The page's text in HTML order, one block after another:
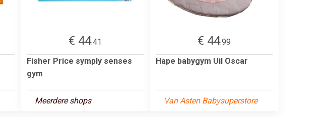
€ 44.41
Fisher Price symply senses
gym
Meerdere shops
€ 44.99
Hape babygym Uil Oscar
Van Asten Babysuperstore